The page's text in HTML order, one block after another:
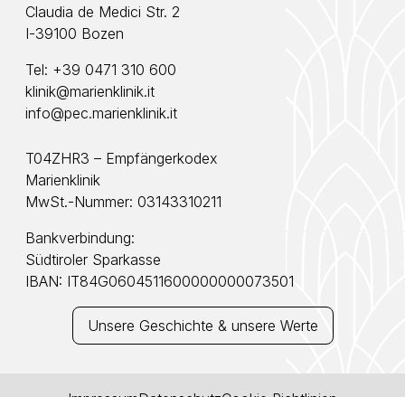
Claudia de Medici Str. 2
I-39100 Bozen
Tel: +39 0471 310 600
klinik@marienklinik.it
info@pec.marienklinik.it
T04ZHR3 – Empfängerkodex
Marienklinik
MwSt.-Nummer: 03143310211
Bankverbindung:
Südtiroler Sparkasse
IBAN: IT84G0604511600000000073501
Unsere Geschichte & unsere Werte